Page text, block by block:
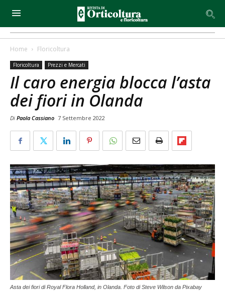
Home Floricoltura
Floricoltura Prezzi e Mercati
Il caro energia blocca l’asta
dei fiori in Olanda
Di Paola Cassiano 7 Settembre 2022
Asta dei fiori di Royal Flora Holland, in Olanda. Foto di Steve Wilson da Pixabay